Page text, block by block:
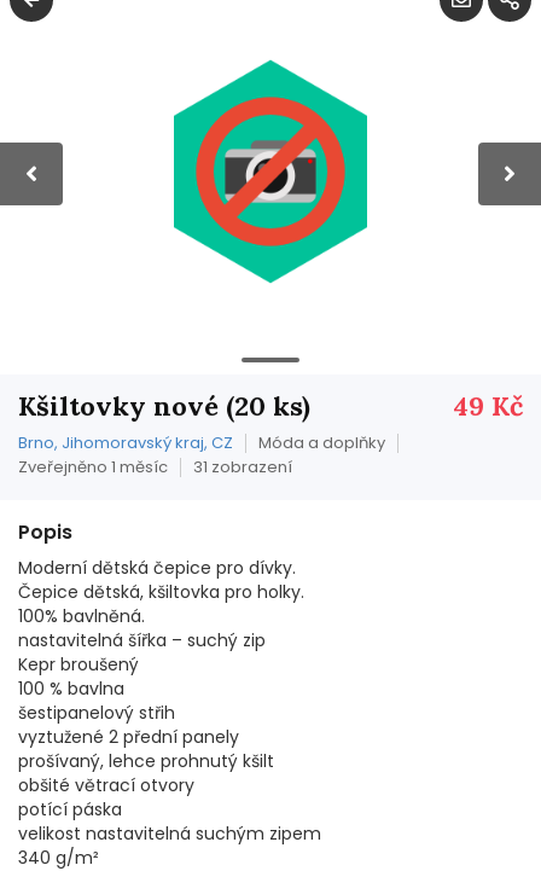
49 Kč
Kšiltovky nové (20 ks)
Brno, Jihomoravský kraj, CZ
Móda a doplňky
Zveřejněno 1 měsíc
31 zobrazení
Popis
Moderní dětská čepice pro dívky.
Čepice dětská, kšiltovka pro holky.
100% bavlněná.
nastavitelná šířka – suchý zip
Kepr broušený
100 % bavlna
šestipanelový střih
vyztužené 2 přední panely
prošívaný, lehce prohnutý kšilt
obšité větrací otvory
potící páska
velikost nastavitelná suchým zipem
340 g/m²